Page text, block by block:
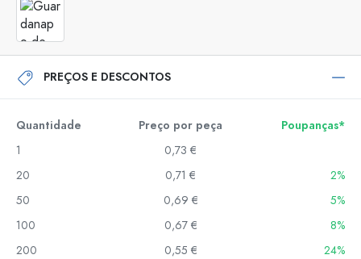
PREÇOS E DESCONTOS
Quantidade Preço por peça
Poupanças*
1
0,73 €
20
0,71 €
2%
50
0,69 €
5%
100
0,67 €
8%
200
0,55 €
24%